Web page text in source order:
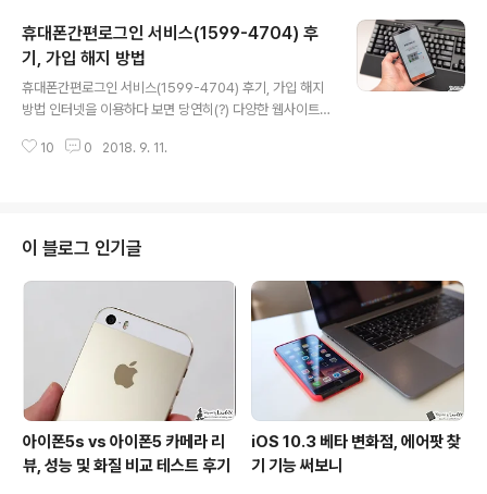
있는데요. 이미 다양한 콘텐츠를 즐기고 있는 분들도 많을
듯 하지만, SKT 옥수수관 5GX 를 이용해 본 경험이 있다
면.. VR과 조합으로 좀 더 다양한 그리고 색다른 경험이 가
능한 것도 잘 아시리라 생각이 되네요. 아직 잘 모르겠다 하
는 분들을 위해 본문에서는, VR을 통해 이용해 보면 좋을
법한 또 다른 즐거움을 하나 소개해 드릴까 합니다. 지난 글
휴대폰간편로그인 서비스(1599-4704) 후
기, 가입 해지 방법
휴대폰간편로그인 서비스(1599-4704) 후기, 가입 해지
방법 인터넷을 이용하다 보면 당연히(?) 다양한 웹사이트
지만 각각에 서로 다른 패스워드로 나름대로 보안성을 높
이유로 비번 교체를 필요로 하는데, 이때면 직전 혹은 기존
에 썼던 건 그대로 쓰지 못하게 해 점점 더 복잡한 관리를
요하곤 합니다. 이런 이유로, 오랜만에 방문하는 사이트에
서는 아이디와 패스워드를 잊어 고생을 하기도 하는데요.
이럴 때 알아두시면 좋은 서비스가 있어 소개를 해 드리려
합니다. ‘휴대폰간편로그인’입..
10 0 2018. 9. 11.
이 블로그 인기글
아이폰5s vs 아이폰5 카메라 리
뷰, 성능 및 화질 비교 테스트 후기
iOS 10.3 베타 변화점, 에어팟 찾
기 기능 써보니